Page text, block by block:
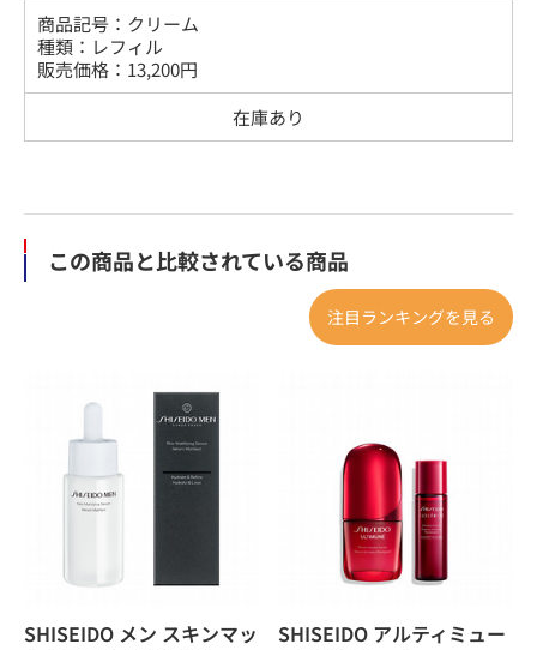
商品記号： クリーム
種類 ： レフィル
販売価格： 13,200円
在庫あり
この商品と比較されている商品
注目ランキングを見る
SHISEIDO メン スキンマッ
SHISEIDO アルティミュー